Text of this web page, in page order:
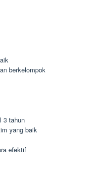
berkelompok
3 tahun
yang baik
efektif